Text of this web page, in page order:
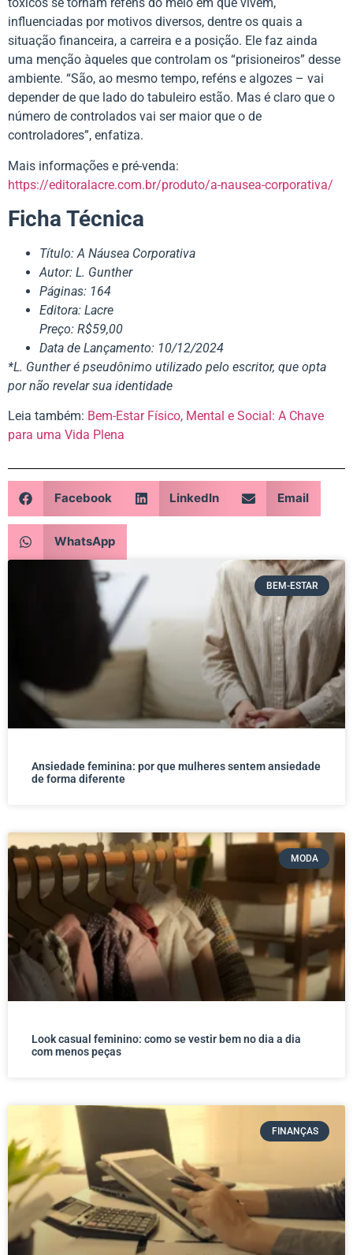
influenciadas por motivos diversos, dentre os quais a
situação financeira, a carreira e a posição. Ele faz ainda
uma menção àqueles que controlam os “prisioneiros” desse
ambiente. “São, ao mesmo tempo, reféns e algozes – vai
depender de que lado do tabuleiro estão. Mas é claro que o
número de controlados vai ser maior que o de
controladores”, enfatiza.
Mais informações e pré-venda:
https://editoralacre.com.br/produto/a-nausea-corporativa/
Ficha Técnica
Título: A Náusea Corporativa
Autor: L. Gunther
Páginas: 164
Editora: Lacre
Preço: R$59,00
Data de Lançamento: 10/12/2024
*L. Gunther é pseudônimo utilizado pelo escritor, que opta
por não revelar sua identidade
Leia também: Bem-Estar Físico, Mental e Social: A Chave
para uma Vida Plena
Facebook LinkedIn Email
WhatsApp
BEM-ESTAR
Ansiedade feminina: por que mulheres sentem ansiedade
de forma diferente
MODA
Look casual feminino: como se vestir bem no dia a dia
com menos peças
FINANÇAS